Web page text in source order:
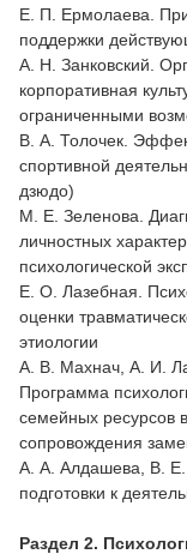
Е. П. Ермолаева.
поддержки
А. Н. Занковский.
корпоративная
ограниченными
В. А. Толочек.
спортивной
дзюдо)
М. Е. Зеленова.
личностных
психологической
Е. О. Лазебная.
оценки
этиологии
А. В. Махнач, А. И.
Программа
семейных ресурсов
сопровождения
А. А. Алдашева, В. Е.
подготовки к
Раздел 2.